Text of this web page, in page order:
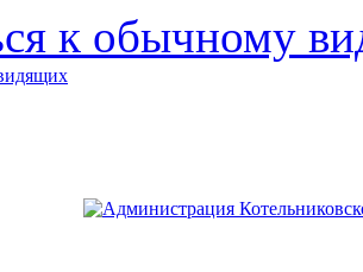
к обычному